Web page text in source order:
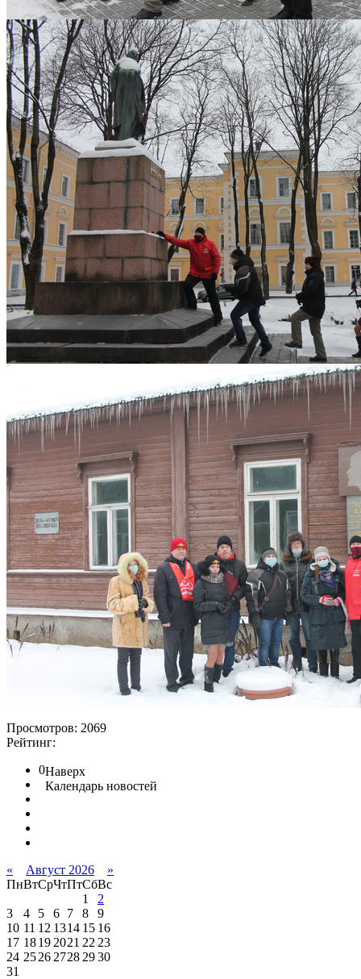
Просмотров: 2069
Рейтинг:
0Наверх
Календарь новостей
« Август 2026
»
ПнВтСрЧтПтСбВс
1
2
3
4 5 6 7 8
9
10 11 12 1314 15 16
17 18192021 2223
24 252627282930
31